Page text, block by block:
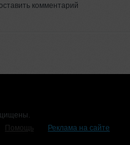
комментарий
Помощь
Реклама на сайте